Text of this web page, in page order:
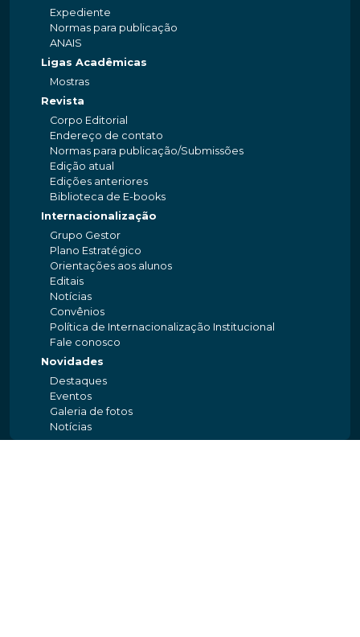
Expediente
Normas para publicação
ANAIS
Ligas Acadêmicas
Mostras
Revista
Corpo Editorial
Endereço de contato
Normas para publicação/Submissões
Edição atual
Edições anteriores
Biblioteca de E-books
Internacionalização
Grupo Gestor
Plano Estratégico
Orientações aos alunos
Editais
Notícias
Convênios
Política de Internacionalização Institucional
Fale conosco
Novidades
Destaques
Eventos
Galeria de fotos
Notícias